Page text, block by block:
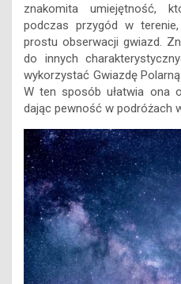
znakomita umiejętność,
podczas przygód w
prostu obserwacji gwiazd.
do innych
wykorzystać Gwiazdę
W ten sposób ułatwia ona
dając pewność w podróżach